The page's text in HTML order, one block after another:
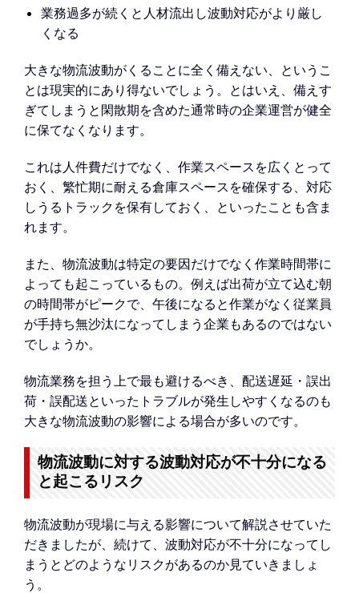
業務過多が続くと人材流出し波動対応がより厳し
くなる
大きな物流波動がくることに全く備えない、というこ
とは現実的にあり得ないでしょう。とはいえ、備えす
ぎてしまうと閑散期を含めた通常時の企業運営が健全
に保てなくなります。
これは人件費だけでなく、作業スペースを広くとって
おく、繁忙期に耐える倉庫スペースを確保する、対応
しうるトラックを保有しておく、といったことも含ま
れます。
また、物流波動は特定の要因だけでなく作業時間帯に
よっても起こっているもの。例えば出荷が立て込む朝
の時間帯がピークで、午後になると作業がなく従業員
が手持ち無沙汰になってしまう企業もあるのではない
でしょうか。
物流業務を担う上で最も避けるべき、配送遅延・誤出
荷・誤配送といったトラブルが発生しやすくなるのも
大きな物流波動の影響による場合が多いのです。
物流波動に対する波動対応が不十分になる
と起こるリスク
物流波動が現場に与える影響について解説させていた
だきましたが、続けて、波動対応が不十分になってし
まうとどのようなリスクがあるのか見ていきましょ
う。